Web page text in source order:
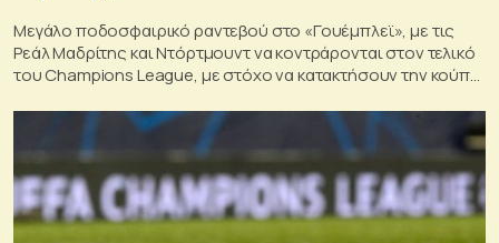
Μεγάλο ποδοσφαιρικό ραντεβού στο «Γουέμπλεϊ», με τις
Ρεάλ Μαδρίτης και Ντόρτμουντ να κοντράρονται στον τελικό
του Champions League, με στόχο να κατακτήσουν την κούπα